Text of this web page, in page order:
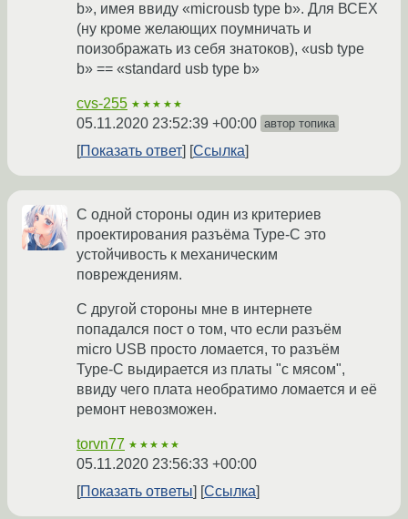
b», имея ввиду «microusb type b». Для ВСЕХ
(ну кроме желающих поумничать и
поизображать из себя знатоков), «usb type
b» == «standard usb type b»
cvs-255 ★★★★★
05.11.2020 23:52:39 +00:00 автор топика
Показать ответ Ссылка
С одной стороны один из критериев
проектирования разъёма Type-C это
устойчивость к механическим
повреждениям.
С другой стороны мне в интернете
попадался пост о том, что если разъём
micro USB просто ломается, то разъём
Type-C выдирается из платы "с мясом",
ввиду чего плата необратимо ломается и её
ремонт невозможен.
torvn77 ★★★★★
05.11.2020 23:56:33 +00:00
Показать ответы
Ссылка